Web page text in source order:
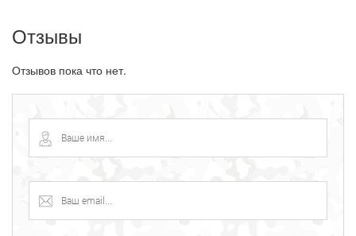
Отзывы
Отзывов пока что нет.